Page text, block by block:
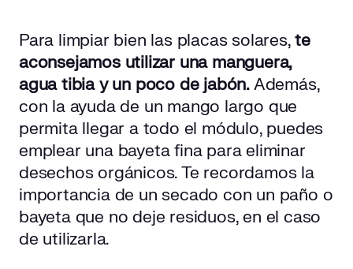
Para limpiar bien las placas solares,te
aconsejamos utilizar una manguera,
agua tibia y un poco de jabón.Además,
con la ayuda de un mango largo que
permita llegar a todo el módulo, puedes
emplear una bayeta fina para eliminar
desechos orgánicos. Te recordamos la
importancia de un secado con un paño o
bayeta que no deje residuos, en el caso
de utilizarla.